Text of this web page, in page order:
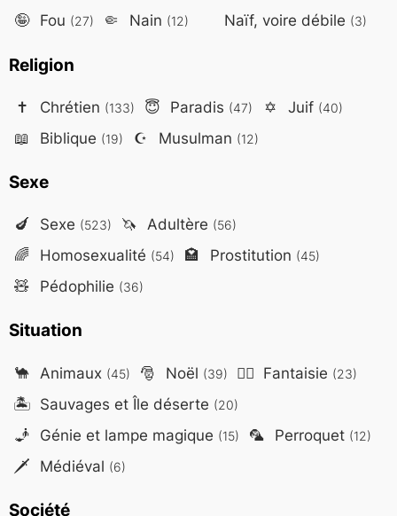
🤪 Fou (27) 🤏 Nain (12) Naïf, voire débile (3)
Religion
✝️ Chrétien (133) 😇 Paradis (47) ✡️ Juif (40)
📖 Biblique (19) ☪️ Musulman (12)
Sexe
🍆 Sexe (523) 🦄 Adultère (56)
🌈 Homosexualité (54) 🏩 Prostitution (45)
🧸 Pédophilie (36)
Situation
🐪 Animaux (45) 🎅 Noël (39) 🧙‍♂️ Fantaisie (23)
🏝️ Sauvages et Île déserte (20)
🧞 Génie et lampe magique (15) 🦜 Perroquet (12)
🗡️ Médiéval (6)
Société